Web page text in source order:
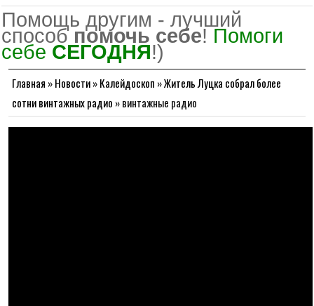
Помощь другим - лучший
способ помочь себе! Помоги
себе СЕГОДНЯ!)
Главная »Новости»Калейдоскоп »Житель Луцка собрал более
сотни винтажных радио »винтажные радио